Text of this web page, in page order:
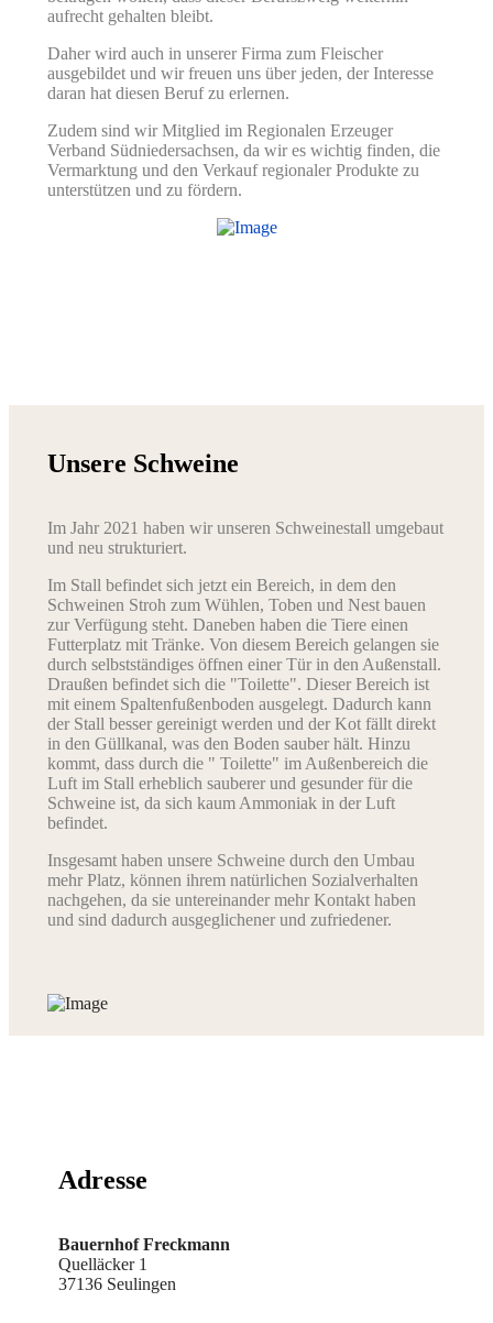
aufrecht gehalten bleibt.
Daher wird auch in unserer Firma zum Fleischer
ausgebildet und wir freuen uns über jeden, der Interesse
daran hat diesen Beruf zu erlernen.
Zudem sind wir Mitglied im Regionalen Erzeuger
Verband Südniedersachsen, da wir es wichtig finden, die
Vermarktung und den Verkauf regionaler Produkte zu
unterstützen und zu fördern.
Unsere Schweine
Im Jahr 2021 haben wir unseren Schweinestall umgebaut
und neu strukturiert.
Im Stall befindet sich jetzt ein Bereich, in dem den
Schweinen Stroh zum Wühlen, Toben und Nest bauen
zur Verfügung steht. Daneben haben die Tiere einen
Futterplatz mit Tränke. Von diesem Bereich gelangen sie
durch selbstständiges öffnen einer Tür in den Außenstall.
Draußen befindet sich die "Toilette". Dieser Bereich ist
mit einem Spaltenfußenboden ausgelegt. Dadurch kann
der Stall besser gereinigt werden und der Kot fällt direkt
in den Güllkanal, was den Boden sauber hält. Hinzu
kommt, dass durch die " Toilette" im Außenbereich die
Luft im Stall erheblich sauberer und gesunder für die
Schweine ist, da sich kaum Ammoniak in der Luft
befindet.
Insgesamt haben unsere Schweine durch den Umbau
mehr Platz, können ihrem natürlichen Sozialverhalten
nachgehen, da sie untereinander mehr Kontakt haben
und sind dadurch ausgeglichener und zufriedener.
Adresse
Bauernhof Freckmann
Quelläcker 1
37136 Seulingen